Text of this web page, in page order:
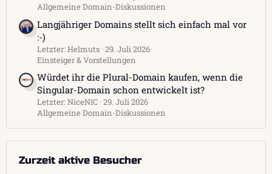
Allgemeine Domain-Diskussionen
Langjähriger Domains stellt sich einfach mal vor
:-)
Letzter: Helmuts 29. Juli 2026
Einsteiger & Vorstellungen
Würdet ihr die Plural-Domain kaufen, wenn die
Singular-Domain schon entwickelt ist?
Letzter: NiceNIC 29. Juli 2026
Allgemeine Domain-Diskussionen
Zurzeit aktive Besucher